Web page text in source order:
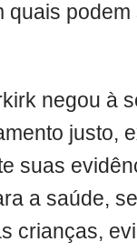
quais
negou à
justo,
suas
a saúde,
crianças,